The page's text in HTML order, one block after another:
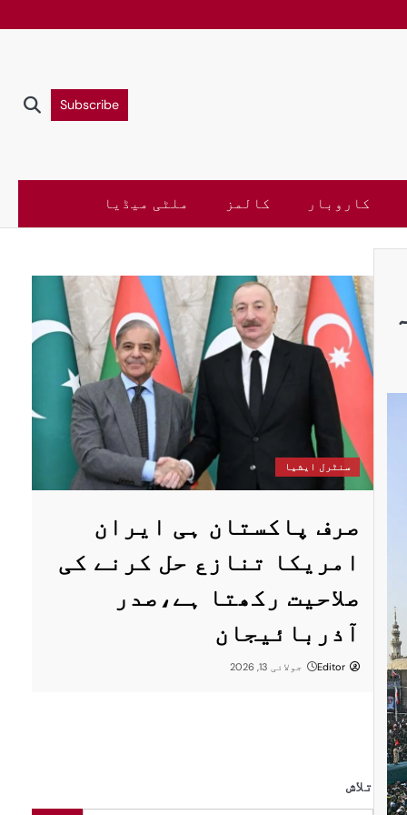
Subscribe
کاروبار کالمز ملٹی میڈیا
سنٹرل ایشیا
صرف پاکستان ہی ایران
امریکا تنازع حل کرنے کی
صلاحیت رکھتا ہے،صدر
آذربائیجان
Editor جولائی 13, 2026
تلاش